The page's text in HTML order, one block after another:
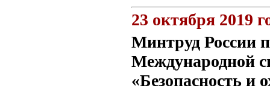
23 октября 2019
Минтруд России
Международной
«Безопасность и